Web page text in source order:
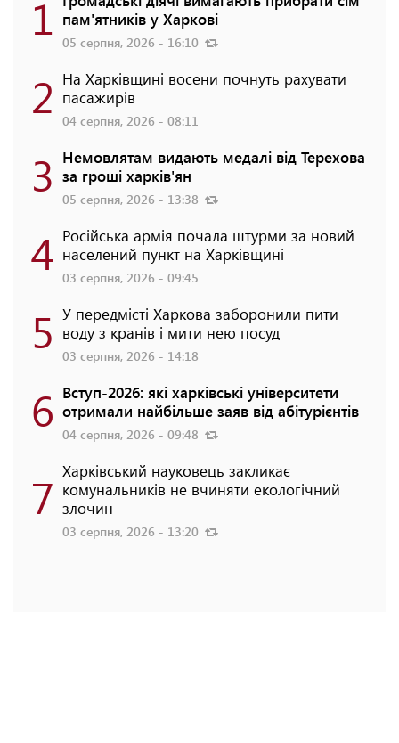
1 пам'ятників у Харкові
05 серпня, 2026 - 16:10
2 На Харківщині восени почнуть рахувати
пасажирів
04 серпня, 2026 - 08:11
3 Немовлятам видають медалі від Терехова
за гроші харків'ян
05 серпня, 2026 - 13:38
4 Російська армія почала штурми за новий
населений пункт на Харківщині
03 серпня, 2026 - 09:45
5 У передмісті Харкова заборонили пити
воду з кранів і мити нею посуд
03 серпня, 2026 - 14:18
6 Вступ-2026: які харківські університети
отримали найбільше заяв від абітурієнтів
04 серпня, 2026 - 09:48
7 Харківський науковець закликає
комунальників не вчиняти екологічний
злочин
03 серпня, 2026 - 13:20